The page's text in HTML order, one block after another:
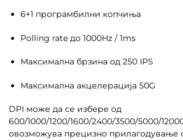
6+1 програмбилни копчиња
Polling rate до 1000Hz / 1ms
Максимална брзина од 250 IPS
Максимална акцелерација 50G
DPI може да се избере од
600/1000/1200/1600/2400/3500/5000/
овозможува прецизно прилагодување